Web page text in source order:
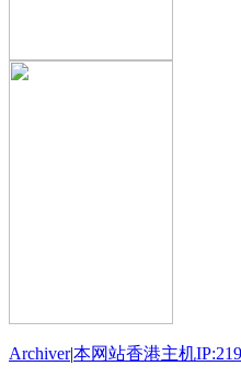
Archiver|本网站香港主机